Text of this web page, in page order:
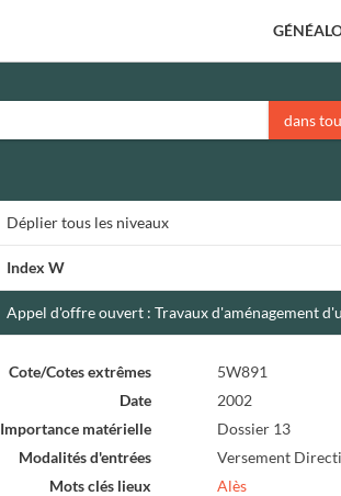
dans
Dépliertous les niveaux
Index W
Appel d'offre ouvert : Travaux d'aménagement
Cote/Cotes extrêmes
5W891
Date
2002
Importance matérielle
Dossier 13
Modalités d'entrées
Versement
Mots clés lieux
Alès